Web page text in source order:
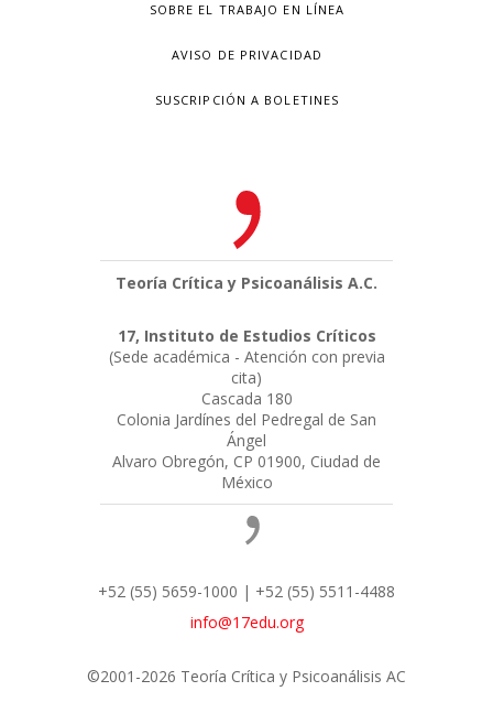
SOBRE EL TRABAJO EN LÍNEA
AVISO DE PRIVACIDAD
SUSCRIPCIÓN A BOLETINES
Teoría Crítica y Psicoanálisis A.C.
17, Instituto de Estudios Críticos
(Sede académica - Atención con previa
cita)
Cascada 180
Colonia Jardínes del Pedregal de San
Ángel
Alvaro Obregón, CP 01900, Ciudad de
México
+52 (55) 5659-1000 | +52 (55) 5511-4488
info@17edu.org
©2001-2026 Teoría Crítica y Psicoanálisis AC